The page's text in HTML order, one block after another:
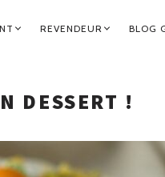
REVENDEUR BLOG
DESSERT !